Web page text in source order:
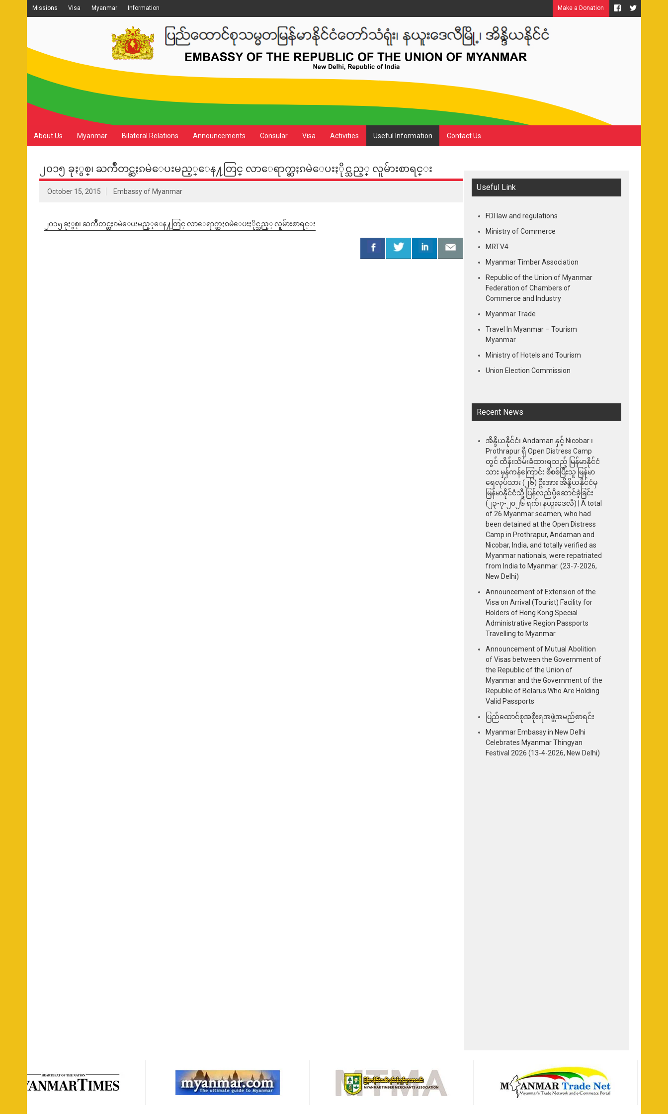
Missions Visa Myanmar Information Make a Donation
About Us Myanmar Bilateral Relations Announcements Consular Visa Activities Useful Information Contact Us
၂၀၁၅ ခုႏွစ္၊ ႀကိဳတင္ဆႏၵမဲေပးမည့္ေန႔တြင္ လာေရာက္ဆႏၵမဲေပးႏိုင္သည့္ လူမ်ားစာရင္း
October 15, 2015 Embassy of Myanmar
၂၀၁၅ ခုႏွစ္၊ ႀကိဳတင္ဆႏၵမဲေပးမည့္ေန႔တြင္ လာေရာက္ဆႏၵမဲေပးႏိုင္သည့္ လူမ်ားစာရင္း
Useful Link
FDI law and regulations
Ministry of Commerce
MRTV4
Myanmar Timber Association
Republic of the Union of Myanmar
Federation of Chambers of
Commerce and Industry
Myanmar Trade
Travel In Myanmar – Tourism
Myanmar
Ministry of Hotels and Tourism
Union Election Commission
Recent News
အိန္ဒိယနိုင်ငံ၊ Andaman နှင့် Nicobar ၊
Prothrapur ရှိ Open Distress Camp
တွင် ထိန်းသိမ်းခံထားရသည့် မြန်မာနိုင်ငံ
သား မှန်ကန်ကြောင်း စိစစ်ပြီးသူ မြန်မာ
ရေလုပ်သား (၂၆) ဦးအား အိန္ဒိယနိုင်ငံမှ
မြန်မာနိုင်ငံသို့ ပြန်လည်ပို့ဆောင်ခဲ့ခြင်း
(၂၃-၇-၂၀၂၆ ရက်၊ နယူးဒေလီ) | A total
of 26 Myanmar seamen, who had
been detained at the Open Distress
Camp in Prothrapur, Andaman and
Nicobar, India, and totally verified as
Myanmar nationals, were repatriated
from India to Myanmar. (23-7-2026,
New Delhi)
Announcement of Extension of the
Visa on Arrival (Tourist) Facility for
Holders of Hong Kong Special
Administrative Region Passports
Travelling to Myanmar
Announcement of Mutual Abolition
of Visas between the Government of
the Republic of the Union of
Myanmar and the Government of the
Republic of Belarus Who Are Holding
Valid Passports
ပြည်ထောင်စုအစိုးရအဖွဲ့အမည်စာရင်း
Myanmar Embassy in New Delhi
Celebrates Myanmar Thingyan
Festival 2026 (13-4-2026, New Delhi)